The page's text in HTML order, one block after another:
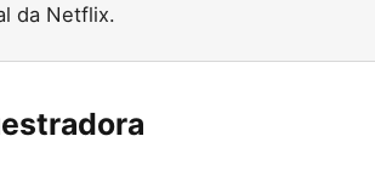
da Netflix.